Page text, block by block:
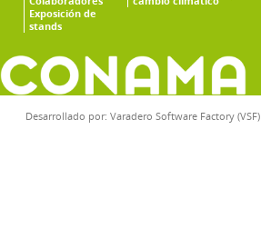
Exposición de
stands
Desarrollado por: Varadero Software Factory (VSF)